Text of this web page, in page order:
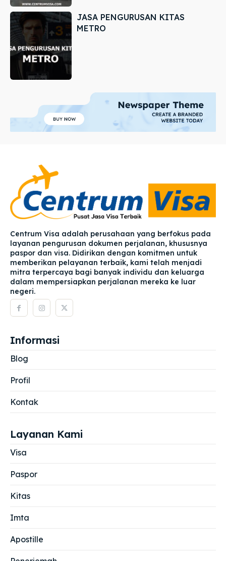
JASA PENGURUSAN KITAS
METRO
Centrum Visa adalah perusahaan yang berfokus pada
layanan pengurusan dokumen perjalanan, khususnya
paspor dan visa. Didirikan dengan komitmen untuk
memberikan pelayanan terbaik, kami telah menjadi
mitra terpercaya bagi banyak individu dan keluarga
dalam mempersiapkan perjalanan mereka ke luar
negeri.
Informasi
Blog
Profil
Kontak
Layanan Kami
Visa
Paspor
Kitas
Imta
Apostille